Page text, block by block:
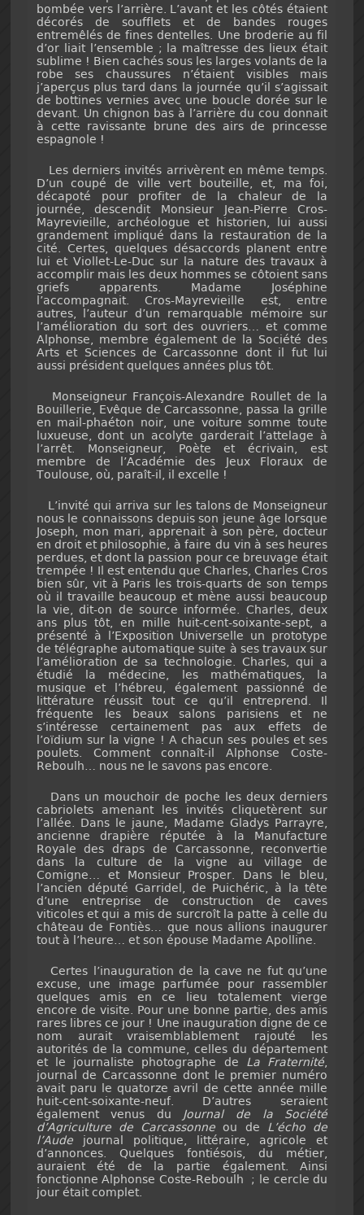
bombée vers l’arrière. L’avant et les côtés étaient
décorés de soufflets et de bandes rouges
entremêlés de fines dentelles. Une broderie au fil
d’or liait l’ensemble ; la maîtresse des lieux était
sublime ! Bien cachés sous les larges volants de la
robe ses chaussures n’étaient visibles mais
j’aperçus plus tard dans la journée qu’il s’agissait
de bottines vernies avec une boucle dorée sur le
devant. Un chignon bas à l’arrière du cou donnait
à cette ravissante brune des airs de princesse
espagnole !
Les derniers invités arrivèrent en même temps.
D’un coupé de ville vert bouteille, et, ma foi,
décapoté pour profiter de la chaleur de la
journée, descendit Monsieur Jean-Pierre Cros-
Mayrevieille, archéologue et historien, lui aussi
grandement impliqué dans la restauration de la
cité. Certes, quelques désaccords planent entre
lui et Viollet-Le-Duc sur la nature des travaux à
accomplir mais les deux hommes se côtoient sans
griefs apparents. Madame Joséphine
l’accompagnait. Cros-Mayrevieille est, entre
autres, l’auteur d’un remarquable mémoire sur
l’amélioration du sort des ouvriers… et comme
Alphonse, membre également de la Société des
Arts et Sciences de Carcassonne dont il fut lui
aussi président quelques années plus tôt.
Monseigneur François-Alexandre Roullet de la
Bouillerie, Evêque de Carcassonne, passa la grille
en mail-phaéton noir, une voiture somme toute
luxueuse, dont un acolyte garderait l’attelage à
l’arrêt. Monseigneur, Poète et écrivain, est
membre de l’Académie des Jeux Floraux de
Toulouse, où, paraît-il, il excelle !
L’invité qui arriva sur les talons de Monseigneur
nous le connaissons depuis son jeune âge lorsque
Joseph, mon mari, apprenait à son père, docteur
en droit et philosophie, à faire du vin à ses heures
perdues, et dont la passion pour ce breuvage était
trempée ! Il est entendu que Charles, Charles Cros
bien sûr, vit à Paris les trois-quarts de son temps
où il travaille beaucoup et mène aussi beaucoup
la vie, dit-on de source informée. Charles, deux
ans plus tôt, en mille huit-cent-soixante-sept, a
présenté à l’Exposition Universelle un prototype
de télégraphe automatique suite à ses travaux sur
l’amélioration de sa technologie. Charles, qui a
étudié la médecine, les mathématiques, la
musique et l’hébreu, également passionné de
littérature réussit tout ce qu’il entreprend. Il
fréquente les beaux salons parisiens et ne
s’intéresse certainement pas aux effets de
l’oïdium sur la vigne ! A chacun ses poules et ses
poulets. Comment connaît-il Alphonse Coste-
Reboulh… nous ne le savons pas encore.
Dans un mouchoir de poche les deux derniers
cabriolets amenant les invités cliquetèrent sur
l’allée. Dans le jaune, Madame Gladys Parrayre,
ancienne drapière réputée à la Manufacture
Royale des draps de Carcassonne, reconvertie
dans la culture de la vigne au village de
Comigne… et Monsieur Prosper. Dans le bleu,
l’ancien député Garridel, de Puichéric, à la tête
d’une entreprise de construction de caves
viticoles et qui a mis de surcroît la patte à celle du
château de Fontiès… que nous allions inaugurer
tout à l’heure… et son épouse Madame Apolline.
Certes l’inauguration de la cave ne fut qu’une
excuse, une image parfumée pour rassembler
quelques amis en ce lieu totalement vierge
encore de visite. Pour une bonne partie, des amis
rares libres ce jour ! Une inauguration digne de ce
nom aurait vraisemblablement rajouté les
autorités de la commune, celles du département
et le journaliste photographe de La Fraternité
journal de Carcassonne dont le premier numéro
avait paru le quatorze avril de cette année mille
huit-cent-soixante-neuf. D’autres seraient
également venus du Journal de la Société
d’Agriculture de Carcassonne ou de L’écho de
l’Audejournal politique, littéraire, agricole et
d’annonces. Quelques fontiésois, du métier,
auraient été de la partie également. Ainsi
fonctionne Alphonse Coste-Reboulh ; le cercle du
jour était complet.